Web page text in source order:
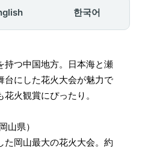
한국어
持つ中国地方。日本海と瀬
台にした花火大会が魅力で
火観賞にぴったり。
山県）
た岡山最大の花火大会。約